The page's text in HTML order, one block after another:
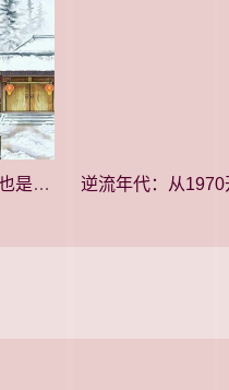
重回八零年，赶山也是一种生活